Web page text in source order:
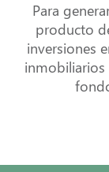
Para
producto
inversiones